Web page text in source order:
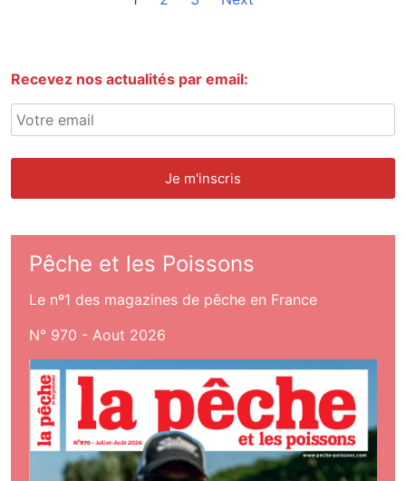
Recevez nos actualités par email:
Pêche et les Poissons
Le nº1 des magazines de pêche en France
N° 970 - Aout 2026